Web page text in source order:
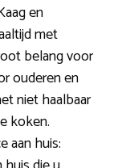
en
met
belang voor
ouderen en
niet haalbaar
koken.
aan huis: